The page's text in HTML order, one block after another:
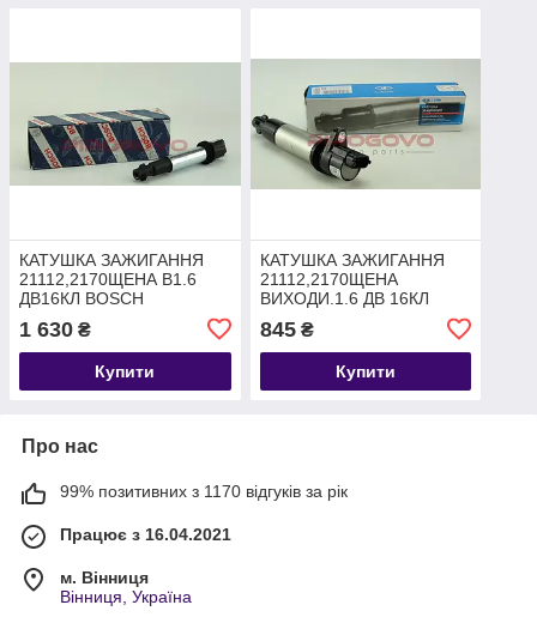
КАТУШКА ЗАЖИГАННЯ
21112,2170ЩЕНА В1.6
ДВ16КЛ BOSСH
1 630 ₴
Купити
КАТУШКА ЗАЖИГАННЯ
21112,2170ЩЕНА
ВИХОДИ.1.6 ДВ 16КЛ
845₴
Купити
Про нас
99% позитивних з 1170 відгуків за рік
Працює з 16.04.2021
м. Вінниця
Вінниця, Україна